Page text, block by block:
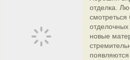
отделка.
отделочных
новые